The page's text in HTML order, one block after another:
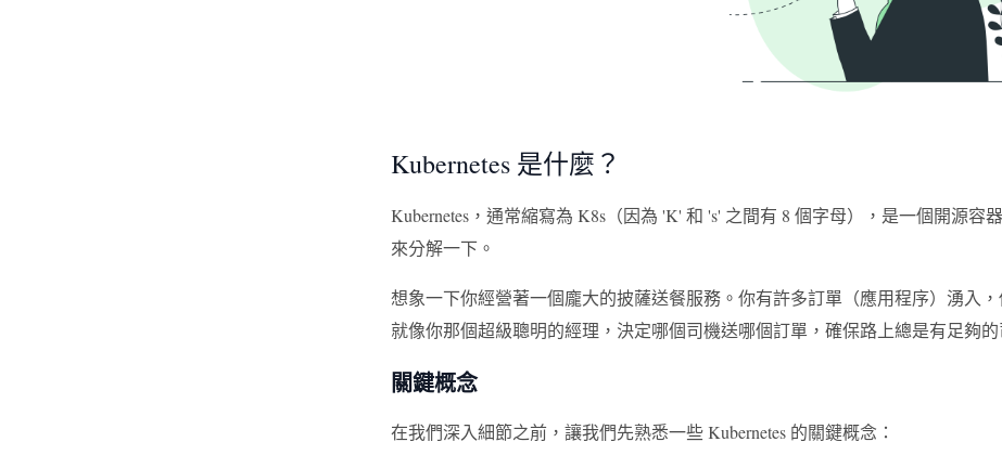
Kubernetes 是什麼？
Kubernetes，通常縮寫為 K8s（因為 'K' 和 's' 之間有 8 個字母），是一個開源
來分解一下。
想象一下你經營著一個龐大的披薩送餐服務。你有許多訂單（應用程序）湧入
就像你那個超級聰明的經理，決定哪個司機送哪個訂單，確保路上總是有足夠
關鍵概念
在我們深入細節之前，讓我們先熟悉一些 Kubernetes 的關鍵概念：